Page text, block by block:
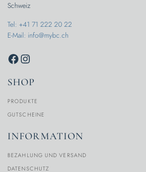
Schweiz
Tel: +41 71 222 20 22
E-Mail: info@mybc.ch
SHOP
PRODUKTE
GUTSCHEINE
INFORMATION
BEZAHLUNG UND VERSAND
DATENSCHUTZ